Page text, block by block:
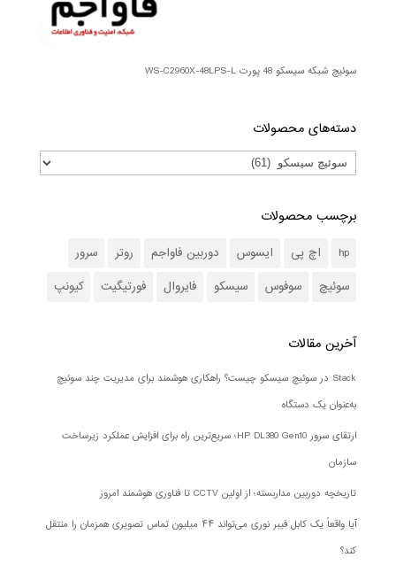
سوئیچ شبکه سیسکو 48 پورت WS-C2960X-48LPS-L
دسته‌های محصولات
برچسب محصولات
hp اچ پی ایسوس دوربین فاواجم روتر
سرور
سوئیچ
سوفوس سیسکو فایروال فورتیگیت کیونپ
آخرین مقالات
Stack در سوئیچ سیسکو چیست؟ راهکاری هوشمند برای مدیریت چند سوئیچ
به‌عنوان یک دستگاه
ارتقای سرور HP DL380 Gen10؛ سریع‌ترین راه برای افزایش عملکرد زیرساخت
سازمان
تاریخچه دوربین مداربسته؛ از اولین CCTV تا فناوری هوشمند امروز
آیا واقعاً یک کابل فیبر نوری می‌تواند ۴۴ میلیون تماس تصویری همزمان را منتقل
کند؟